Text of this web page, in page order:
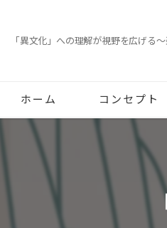
「異文化」への理解が視野を広げる
ホーム コンセプト